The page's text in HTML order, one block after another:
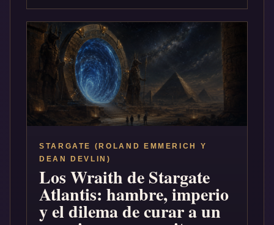
STARGATE (ROLAND EMMERICH Y
DEAN DEVLIN)
Los Wraith de Stargate
Atlantis: hambre, imperio
y el dilema de curar a un